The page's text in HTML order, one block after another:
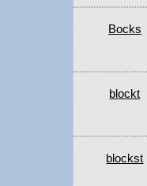
Bocks
blockt
blockst